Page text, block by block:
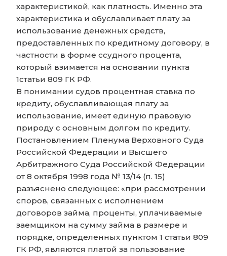
характеристикой, как платность. Именно эта
характеристика и обуславливает плату за
использование денежных средств,
предоставленных по кредитному договору, в
частности в форме ссудного процента,
который взимается на основании пункта
1статьи 809 ГК РФ.
В понимании судов процентная ставка по
кредиту, обуславливающая плату за
использование, имеет единую правовую
природу с основным долгом по кредиту.
Постановлением Пленума Верховного Суда
Российской Федерации и Высшего
Арбитражного Суда Российской Федерации
oт 8 октября 1998 года № 13/14 (п. 15)
разъяснено следующее: «при рассмотрении
споров, связанных с исполнением
договоров займа, проценты, уплачиваемые
заемщиком на сумму займа в размере и
порядке, определенных пунктом 1 статьи 809
ГК РФ, являются платой за пользование